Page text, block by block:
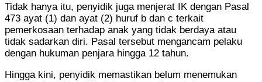
Tidak hanya itu, penyidik juga menjerat IK dengan Pasal
473 ayat (1) dan ayat (2) huruf b dan c terkait
pemerkosaan terhadap anak yang tidak berdaya atau
tidak sadarkan diri. Pasal tersebut mengancam pelaku
dengan hukuman penjara hingga 12 tahun.
Hingga kini, penyidik memastikan belum menemukan